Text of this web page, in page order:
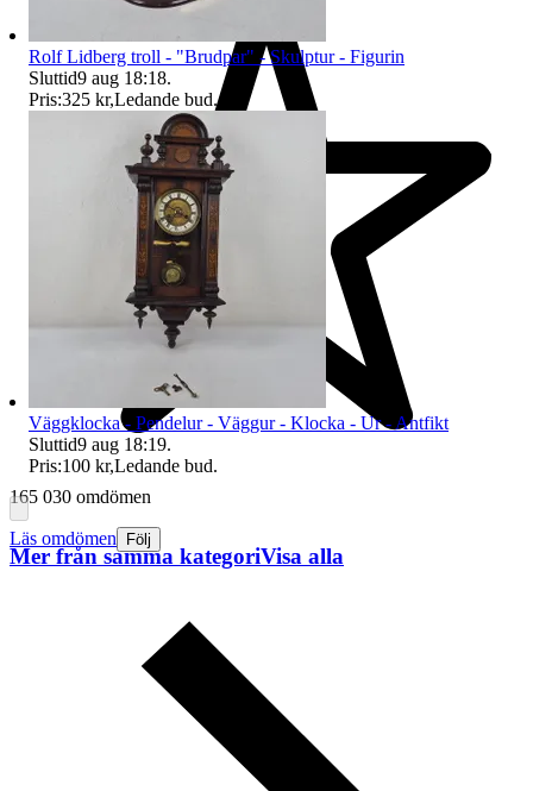
165 030 omdömen
Läs omdömen Följ
Rolf Lidberg troll - "Brudpar" - Skulptur - Figurin
Sluttid9 aug 18:18.
Pris:325 kr,Ledande bud.
Väggklocka - Pendelur - Väggur - Klocka - Ur - Antfikt
Sluttid9 aug 18:19.
Pris:100 kr,Ledande bud.
Mer från samma kategoriVisa alla